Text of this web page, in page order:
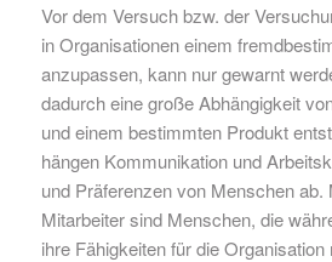
Vor dem Versuch bzw. der
in Organisationen einem
anzupassen, kann nur gewarnt
dadurch eine große Abhängigkeit
und einem bestimmten Produkt
hängen Kommunikation und
und Präferenzen von Menschen ab.
Mitarbeiter sind Menschen, die
ihre Fähigkeiten für die